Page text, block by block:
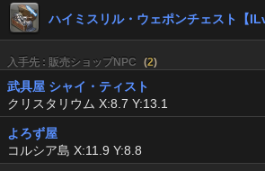
ハイミスリル・ウェポンチェスト【
入手先 : 販売ショップNPC (2)
武具屋 シャイ・ティスト
クリスタリウム X:8.7 Y:13.1
よろず屋
コルシア島 X:11.9 Y:8.8